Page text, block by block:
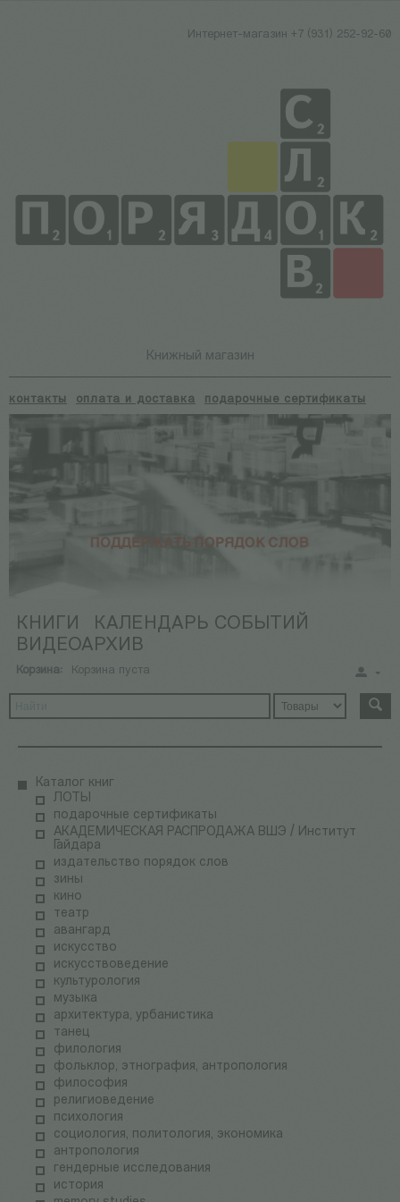
Интернет-магазин +7 (931) 252-92-60
Книжный магазин
контакты оплата и доставка подарочные сертификаты
КНИГИ
КАЛЕНДАРЬ СОБЫТИЙ
ВИДЕОАРХИВ
Корзина: Корзина пуста
Каталог книг
ЛОТЫ
подарочные сертификаты
АКАДЕМИЧЕСКАЯ РАСПРОДАЖА ВШЭ / Институт
Гайдара
издательство порядок слов
зины
кино
театр
авангард
искусство
искусствоведение
культурология
музыка
архитектура, урбанистика
танец
филология
фольклор, этнография, антропология
философия
религиоведение
психология
социология, политология, экономика
антропология
гендерные исследования
история